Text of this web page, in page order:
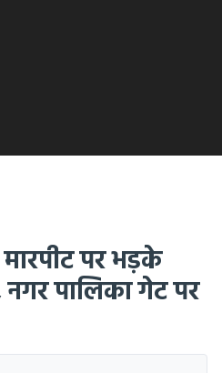
पर भड़के
नगर पालिका गेट पर